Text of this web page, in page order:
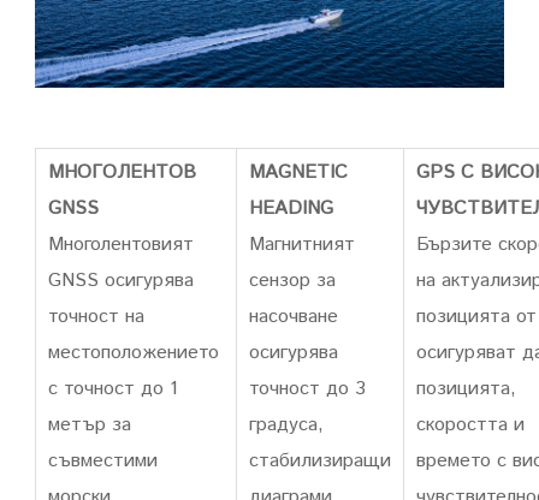
МНОГОЛЕНТОВ
GNSS
Многолентовият
GNSS осигурява
точност на
местоположението
с точност до 1
метър за
съвместими
MAGNETIC
HEADING
Магнитният
сензор за
насочване
осигурява
точност до 3
градуса,
стабилизиращи
GPS С
Бързите
на
позицията
осигуряват
позицията,
скоростта и
времето с